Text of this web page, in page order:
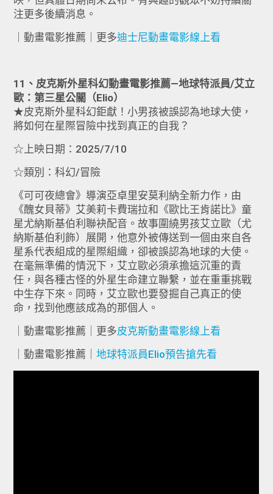
注更多後續消息。
｜動畫電影推薦｜更多迪士尼動畫電影線上看
11、皮克斯外星科幻動畫電影推薦—地球特派員/艾立
歐：第三星公關（Elio）
★皮克斯外星科幻鉅獻！小男孩被誤認為地球大使，
將如何在星際冒險中找到真正的自我？
☆上映日期：2025/7/10
☆類別：科幻/冒險
《可可夜總會》導演亞卓里安莫利納全新力作，由
《醜女貝蒂》艾美莉卡費瑞拉和《歐比王肯諾比》童
星尤納斯基伯利聯袂配音。故事圍繞男孩艾立歐（尤
納斯基伯利飾）展開，他意外被傳送到一個由來自各
星系代表組成的星際組織，卻被誤認為地球的大使。
在毫無準備的情況下，艾立歐必須承擔這沉重的責
任，與各種古怪的外星生命建立聯繫，並在重重挑戰
中生存下來。同時，艾立歐也要發掘自己真正的使
命，找到他應該成為的那個人。
｜動畫電影推薦｜更多皮克斯動畫電影線上看
｜動畫電影推薦｜地球特派員Elio預告搶先看